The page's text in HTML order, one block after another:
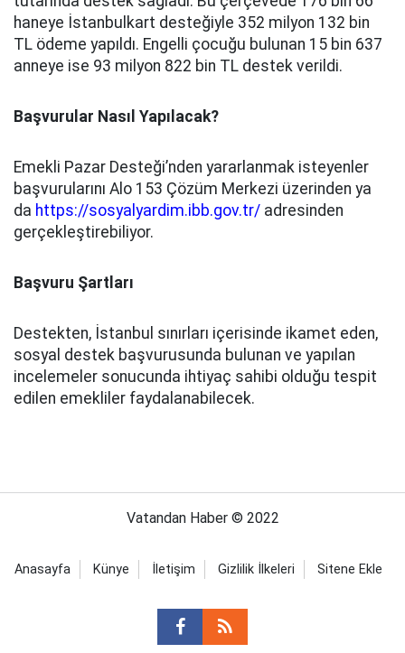
haneye İstanbulkart desteğiyle 352 milyon 132 bin
TL ödeme yapıldı. Engelli çocuğu bulunan 15 bin 637
anneye ise 93 milyon 822 bin TL destek verildi.
Başvurular Nasıl Yapılacak?
Emekli Pazar Desteği’nden yararlanmak isteyenler
başvurularını Alo 153 Çözüm Merkezi üzerinden ya
da https://sosyalyardim.ibb.gov.tr/ adresinden
gerçekleştirebiliyor.
Başvuru Şartları
Destekten, İstanbul sınırları içerisinde ikamet eden,
sosyal destek başvurusunda bulunan ve yapılan
incelemeler sonucunda ihtiyaç sahibi olduğu tespit
edilen emekliler faydalanabilecek.
Vatandan Haber © 2022
Anasayfa Künye İletişim Gizlilik İlkeleri Sitene Ekle